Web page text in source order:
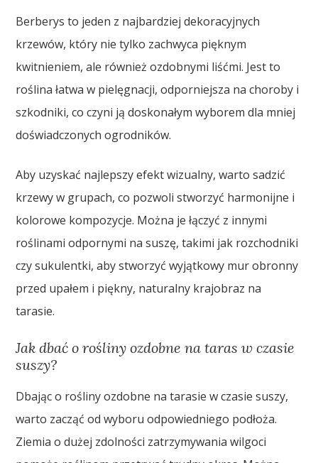
Berberys to jeden z najbardziej dekoracyjnych
krzewów, który nie tylko zachwyca pięknym
kwitnieniem, ale również ozdobnymi liśćmi. Jest to
roślina łatwa w pielęgnacji, odporniejsza na choroby i
szkodniki, co czyni ją doskonałym wyborem dla mniej
doświadczonych ogrodników.
Aby uzyskać najlepszy efekt wizualny, warto sadzić
krzewy w grupach, co pozwoli stworzyć harmonijne i
kolorowe kompozycje. Można je łączyć z innymi
roślinami odpornymi na suszę, takimi jak rozchodniki
czy sukulentki, aby stworzyć wyjątkowy mur obronny
przed upałem i piękny, naturalny krajobraz na
tarasie.
Jak dbać o rośliny ozdobne na taras w czasie
suszy?
Dbając o rośliny ozdobne na tarasie w czasie suszy,
warto zacząć od wyboru odpowiedniego podłoża.
Ziemia o dużej zdolności zatrzymywania wilgoci